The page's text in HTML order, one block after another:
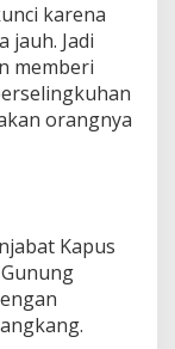
karena
jauh. Jadi
memberi
orangnya
Kapus